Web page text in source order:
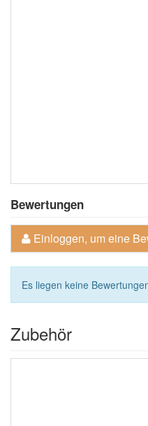
Bewertungen
Einloggen, um eine
Es liegen keine
Zubehör